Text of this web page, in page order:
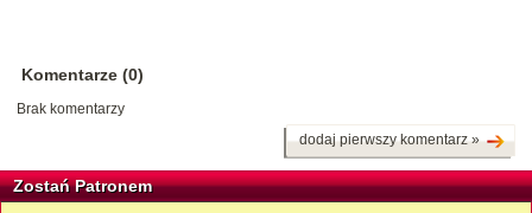
Komentarze (0)
Brak komentarzy
dodaj pierwszy komentarz »
Zostań Patronem